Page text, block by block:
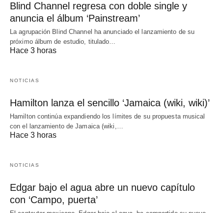
Blind Channel regresa con doble single y
anuncia el álbum ‘Painstream’
La agrupación Blind Channel ha anunciado el lanzamiento de su
próximo álbum de estudio, titulado…
Hace 3 horas
NOTICIAS
Hamilton lanza el sencillo ‘Jamaica (wiki, wiki)’
Hamilton continúa expandiendo los límites de su propuesta musical
con el lanzamiento de Jamaica (wiki,…
Hace 3 horas
NOTICIAS
Edgar bajo el agua abre un nuevo capítulo
con ‘Campo, puerta’